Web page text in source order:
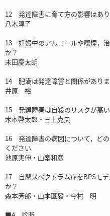
12 発達障害に育て方の影響はあ
八木淳子
13 妊娠中のアルコールや喫煙，
か？
末田慶太朗
14 肥満は発達障害と関係がありま
井原 裕
15 発達障害は自殺のリスクが高
木本啓太郎・三上克央
16 発達障害の病因について，ど
ください
池原実伸・山室和彦
17 自閉スペクトラム症をBPSモ
か？
森本芳郎・山本直毅・今村 明